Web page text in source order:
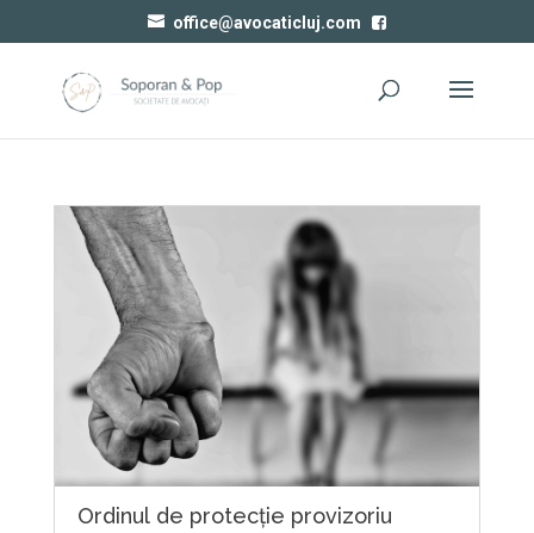
office@avocaticluj.com
Ordinul de protecție provizoriu